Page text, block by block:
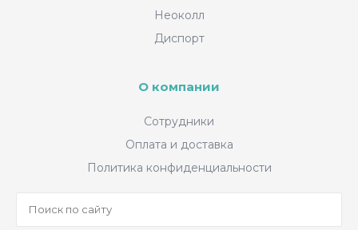
Неоколл
Диспорт
О компании
Сотрудники
Оплата и доставка
Политика конфиденциальности